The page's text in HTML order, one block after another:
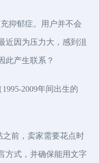
抑郁症。用户并不会
近因为压力大，感到沮
此产生联系？
2009年间出生的
之前，卖家需要花点时
方式，并确保能用文字